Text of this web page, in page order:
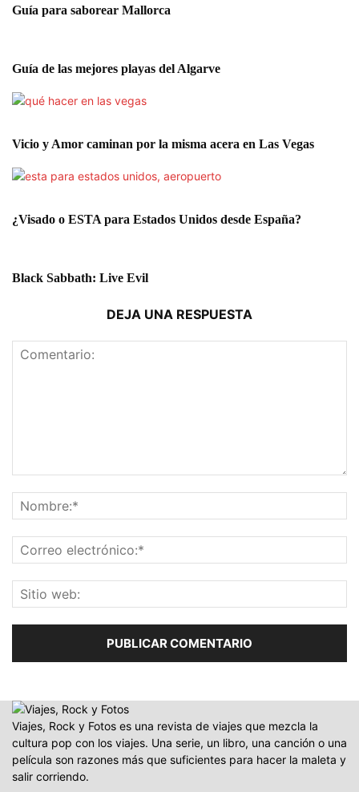
Guía para saborear Mallorca
Guía de las mejores playas del Algarve
Vicio y Amor caminan por la misma acera en Las Vegas
¿Visado o ESTA para Estados Unidos desde España?
Black Sabbath: Live Evil
DEJA UNA RESPUESTA
Viajes, Rock y Fotos es una revista de viajes que mezcla la
cultura pop con los viajes. Una serie, un libro, una canción o una
película son razones más que suficientes para hacer la maleta y
salir corriendo.